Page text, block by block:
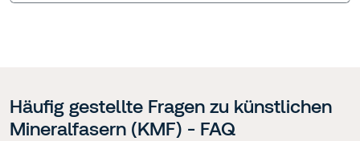
Häufig gestellte Fragen zu künstlichen
Mineralfasern (KMF) - FAQ